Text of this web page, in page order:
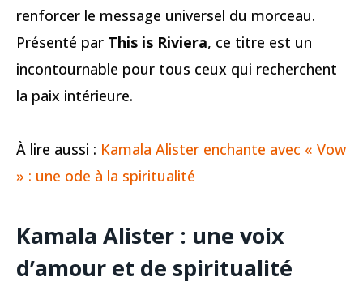
renforcer le message universel du morceau.
Présenté par This is Riviera, ce titre est un
incontournable pour tous ceux qui recherchent
la paix intérieure.
À lire aussi : Kamala Alister enchante avec « Vow
» : une ode à la spiritualité
Kamala Alister : une voix
d’amour et de spiritualité